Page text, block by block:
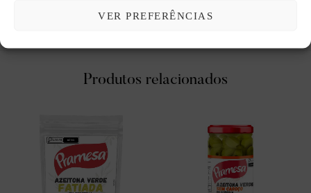
VER PREFERÊNCIAS
*Percentual de valores diários fornecidos pela porção.
Produtos relacionados